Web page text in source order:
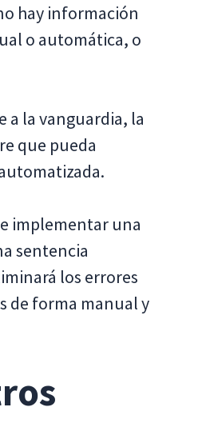
hay información
o automática, o
a la vanguardia, la
que pueda
implementar una
sentencia
los errores
de forma manual y